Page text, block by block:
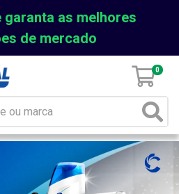
as melhores
de mercado
0